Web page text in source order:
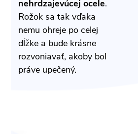
nehrdzajevúcej ocele.
Rožok sa tak vďaka
nemu ohreje po celej
dĺžke a bude krásne
rozvoniavať, akoby bol
práve upečený.